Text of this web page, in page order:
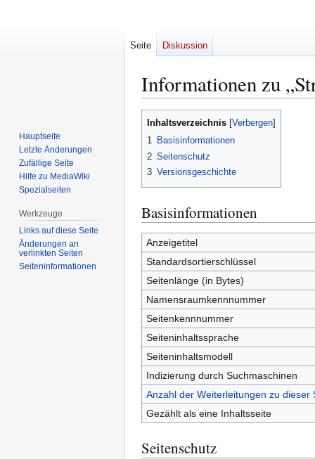
Informationen zu
Zur
Zur
Inhaltsverzeichnis
1 Basisinformationen
2 Seitenschutz
3 Versionsgeschichte
Basisinformationen
Anzeigetitel
Standardsortierschlüssel
Seitenlänge (in Bytes)
Namensraumkennnummer
Seitenkennnummer
Seiteninhaltssprache
Seiteninhaltsmodell
Indizierung durch Suchmaschinen
Anzahl der Weiterleitungen zu dieser
Gezählt als eine Inhaltsseite
Seitenschutz
Seite Diskussion
Hauptseite
Letzte Änderungen
Zufällige Seite
Hilfe zu MediaWiki
Spezialseiten
Werkzeuge
Links auf diese Seite
Änderungen an
verlinkten Seiten
Seiten­­informationen